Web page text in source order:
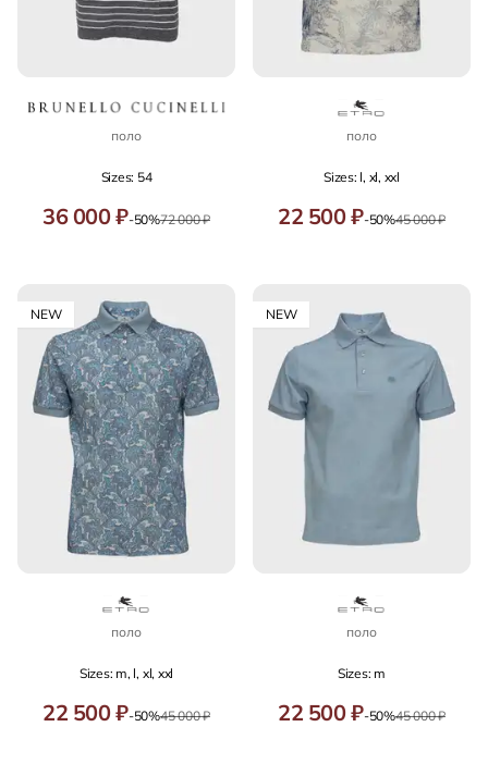
поло
Sizes: 54
36 000 ₽-50%72 000 ₽
поло
Sizes: l, xl, xxl
22 500 ₽-50%45 000 ₽
NEW
поло
Sizes: m, l, xl, xxl
22 500 ₽-50%45 000 ₽
NEW
поло
Sizes: m
22 500 ₽-50%45 000 ₽